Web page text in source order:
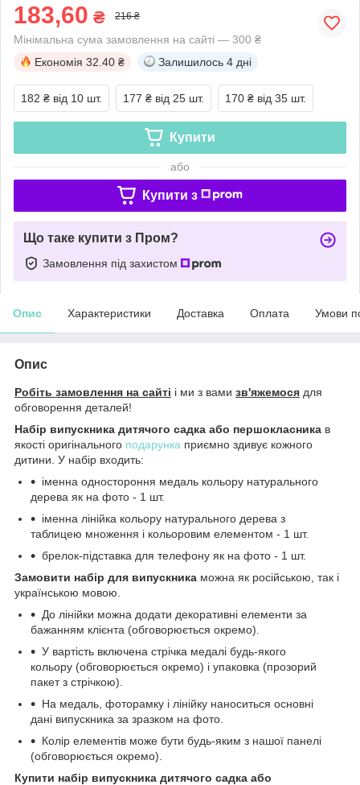
183,60 ₴ 216 ₴
Мінімальна сума замовлення на сайті — 300 ₴
Економія 32.40 ₴ Залишилось 4 дні
182 ₴ від 10 шт. 177 ₴ від 25 шт. 170 ₴ від 35 шт.
Купити
або
Купити з
Що таке купити з Пром?
Замовлення під захистом
Опис Характеристики Доставка Оплата Умови
Опис
Робіть замовлення на сайті і ми з вами зв'яжемося для
обговорення деталей!
Набір випускника дитячого садка або першокласника в
якості оригінального подарунка приємно здивує кожного
дитини. У набір входить:
іменна одностороння медаль кольору натурального
дерева як на фото - 1 шт.
іменна лінійка кольору натурального дерева з
таблицею множення і кольоровим елементом - 1 шт.
брелок-підставка для телефону як на фото - 1 шт.
Замовити набір для випускника можна як російською, так і
українською мовою.
До лінійки можна додати декоративні елементи за
бажанням клієнта (обговорюється окремо).
У вартість включена стрічка медалі будь-якого
кольору (обговорюється окремо) і упаковка (прозорий
пакет з стрічкою).
На медаль, фоторамку і лінійку наноситься основні
дані випускника за зразком на фото.
Колір елементів може бути будь-яким з нашої панелі
(обговорюється окремо).
Купити набір випускника дитячого садка або